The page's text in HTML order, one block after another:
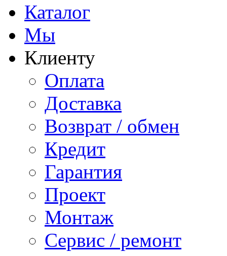
Каталог
Мы
Клиенту
Оплата
Доставка
Возврат / обмен
Кредит
Гарантия
Проект
Монтаж
Сервис / ремонт